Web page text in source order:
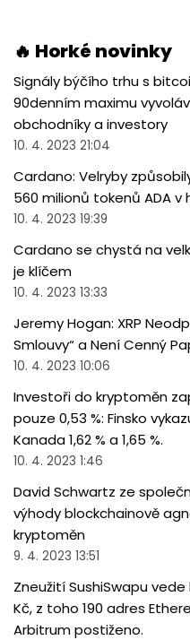
🔥 Horké novinky
Signály býčího trhu s
90denním maximu
obchodníky a investory
10. 4. 2023 21:04
Cardano: Velryby
560 milionů tokenů ADA v
10. 4. 2023 19:39
Cardano se chystá na
je klíčem
10. 4. 2023 13:33
Jeremy Hogan: XRP
Smlouvy“ a Není Cenný
10. 4. 2023 10:06
Investoři do kryptoměn
pouze 0,53 %: Finsko
Kanada 1,62 % a 1,65 %.
10. 4. 2023 1:46
David Schwartz ze
výhody blockchainově
kryptoměn
9. 4. 2023 13:51
Zneužití SushiSwapu
Kč, z toho 190 adres
Arbitrum postiženo.